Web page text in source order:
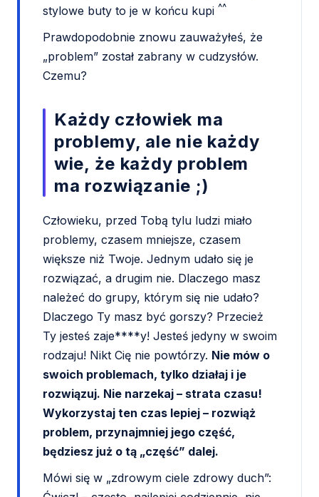
stylowe buty to je w końcu kupi ^^
Prawdopodobnie znowu zauważyłeś, że
„problem” został zabrany w cudzysłów.
Czemu?
Każdy człowiek ma
problemy, ale nie każdy
wie, że każdy problem
ma rozwiązanie ;)
Człowieku, przed Tobą tylu ludzi miało
problemy, czasem mniejsze, czasem
większe niż Twoje. Jednym udało się je
rozwiązać, a drugim nie. Dlaczego masz
należeć do grupy, którym się nie udało?
Dlaczego Ty masz być gorszy? Przecież
Ty jesteś zaje****y! Jesteś jedyny w swoim
rodzaju! Nikt Cię nie powtórzy. Nie mów o
swoich problemach, tylko działaj i je
rozwiązuj. Nie narzekaj – strata czasu!
Wykorzystaj ten czas lepiej – rozwiąż
problem, przynajmniej jego część,
będziesz już o tą „część” dalej.
Mówi się w „zdrowym ciele zdrowy duch”: